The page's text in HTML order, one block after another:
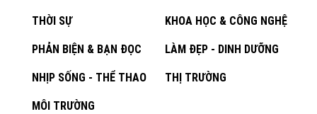
THỜI SỰ KHOA HỌC & CÔNG NGHỆ
PHẢN BIỆN & BẠN ĐỌC LÀM ĐẸP - DINH DƯỠNG
NHỊP SỐNG - THỂ THAO THỊ TRƯỜNG
MÔI TRƯỜNG